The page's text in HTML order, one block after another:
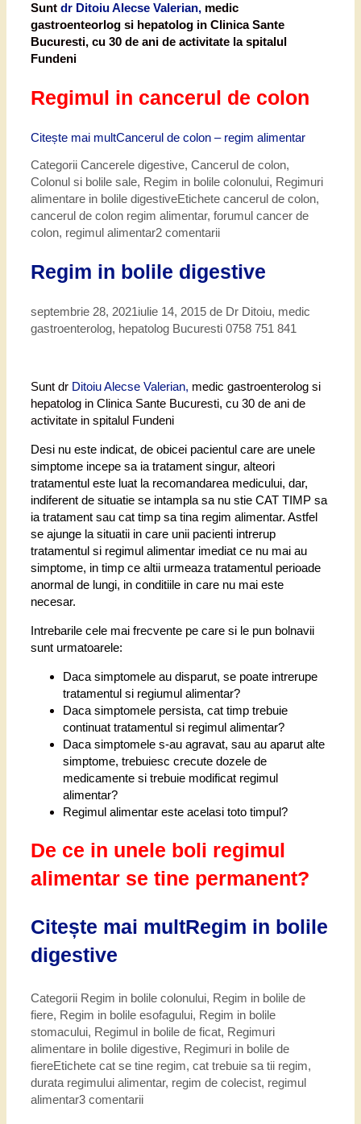
Sunt dr Ditoiu Alecse Valerian, medic
gastroenteorlog si hepatolog in Clinica Sante
Bucuresti, cu 30 de ani de activitate la spitalul
Fundeni
Regimul in cancerul de colon
Citește mai multCancerul de colon – regim alimentar
Categorii Cancerele digestive, Cancerul de colon,
Colonul si bolile sale, Regim in bolile colonului, Regimuri
alimentare in bolile digestiveEtichete cancerul de colon,
cancerul de colon regim alimentar, forumul cancer de
colon, regimul alimentar2 comentarii
Regim in bolile digestive
septembrie 28, 2021iulie 14, 2015 de Dr Ditoiu, medic
gastroenterolog, hepatolog Bucuresti 0758 751 841
Sunt dr Ditoiu Alecse Valerian, medic gastroenterolog si
hepatolog in Clinica Sante Bucuresti, cu 30 de ani de
activitate in spitalul Fundeni
Desi nu este indicat, de obicei pacientul care are unele
simptome incepe sa ia tratament singur, alteori
tratamentul este luat la recomandarea medicului, dar,
indiferent de situatie se intampla sa nu stie CAT TIMP sa
ia tratament sau cat timp sa tina regim alimentar. Astfel
se ajunge la situatii in care unii pacienti intrerup
tratamentul si regimul alimentar imediat ce nu mai au
simptome, in timp ce altii urmeaza tratamentul perioade
anormal de lungi, in conditiile in care nu mai este
necesar.
Intrebarile cele mai frecvente pe care si le pun bolnavii
sunt urmatoarele:
Daca simptomele au disparut, se poate intrerupe
tratamentul si regiumul alimentar?
Daca simptomele persista, cat timp trebuie
continuat tratamentul si regimul alimentar?
Daca simptomele s-au agravat, sau au aparut alte
simptome, trebuiesc crecute dozele de
medicamente si trebuie modificat regimul
alimentar?
Regimul alimentar este acelasi toto timpul?
De ce in unele boli regimul
alimentar se tine permanent?
Citește mai multRegim in bolile
digestive
Categorii Regim in bolile colonului, Regim in bolile de
fiere, Regim in bolile esofagului, Regim in bolile
stomacului, Regimul in bolile de ficat, Regimuri
alimentare in bolile digestive, Regimuri in bolile de
fiereEtichete cat se tine regim, cat trebuie sa tii regim,
durata regimului alimentar, regim de colecist, regimul
alimentar3 comentarii